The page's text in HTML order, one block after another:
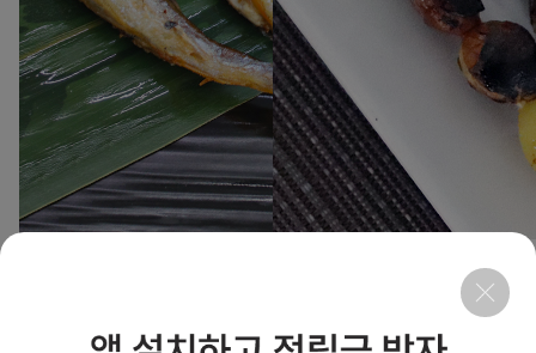
원 9,600원
은행꼬치 10g*20ea / 7.31 입고
예정